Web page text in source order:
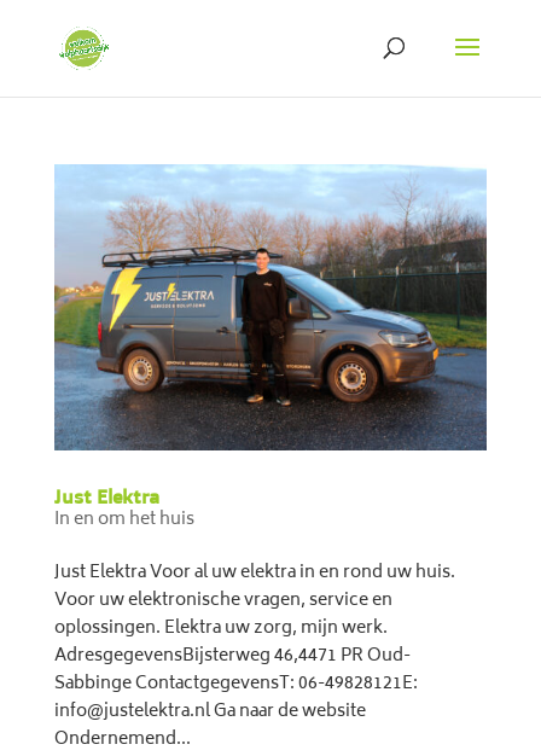
Just Elektra
In en om het huis
Just Elektra Voor al uw elektra in en rond uw huis.
Voor uw elektronische vragen, service en
oplossingen. Elektra uw zorg, mijn werk.
AdresgegevensBijsterweg 46,4471 PR Oud-
Sabbinge ContactgegevensT: 06-49828121E:
info@justelektra.nl Ga naar de website
Ondernemend...